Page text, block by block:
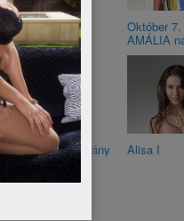
Elizabeth Október 7.
AMÁLIA
Brandi a rosszlány Alisa I